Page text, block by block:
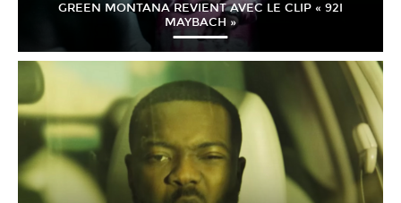
GREEN MONTANA REVIENT AVEC LE CLIP « 92I
MAYBACH »